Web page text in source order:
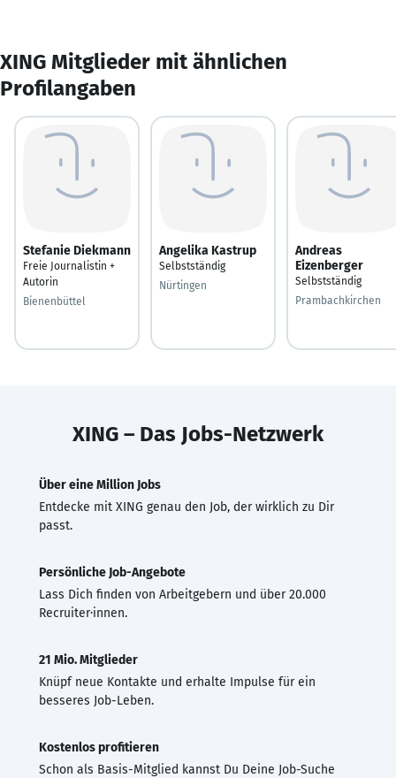
XING Mitglieder mit ähnlichen
Profilangaben
Stefanie Diekmann
Freie Journalistin +
Autorin
Bienenbüttel
Angelika Kastrup
Selbstständig
Nürtingen
Andreas
Eizenberger
Selbstständig
Prambachkirchen
XING – Das Jobs-Netzwerk
Über eine Million Jobs
Entdecke mit XING genau den Job, der wirklich zu Dir
passt.
Persönliche Job-Angebote
Lass Dich finden von Arbeitgebern und über 20.000
Recruiter·innen.
21 Mio. Mitglieder
Knüpf neue Kontakte und erhalte Impulse für ein
besseres Job-Leben.
Kostenlos profitieren
Schon als Basis-Mitglied kannst Du Deine Job-Suche